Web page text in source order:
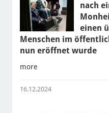
nach
einen
Menschen im
nun eröffnet wurde
more
16.12.2024